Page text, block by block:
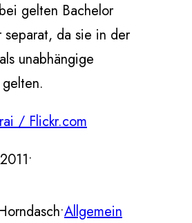
gelten Bachelor
separat, da sie in der
unabhängige
/ Flickr.com
•
•Allgemein